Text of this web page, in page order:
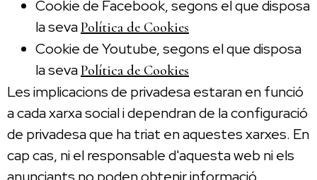
Cookie de Facebook, segons el que disposa
la sevaPolítica de Cookies
Cookie de Youtube, segons el que disposa
la sevaPolítica de Cookies
Les implicacions de privadesa estaran en funció
a cada xarxa social i dependran de la configuració
de privadesa que ha triat en aquestes xarxes. En
cap cas, ni el responsable d'aquesta web ni els